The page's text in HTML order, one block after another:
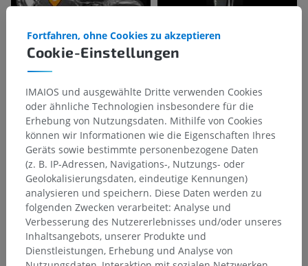
Cookie-Einstellungen
Fortfahren, ohne Cookies zu akzeptieren
IMAIOS und ausgewählte Dritte verwenden Cookies
oder ähnliche Technologien insbesondere für die
Erhebung von Nutzungsdaten. Mithilfe von Cookies
können wir Informationen wie die Eigenschaften Ihres
Geräts sowie bestimmte personenbezogene Daten
(z. B. IP-Adressen, Navigations-, Nutzungs- oder
Geolokalisierungsdaten, eindeutige Kennungen)
analysieren und speichern. Diese Daten werden zu
folgenden Zwecken verarbeitet: Analyse und
Verbesserung des Nutzererlebnisses und/oder unseres
Inhaltsangebots, unserer Produkte und
Dienstleistungen, Erhebung und Analyse von